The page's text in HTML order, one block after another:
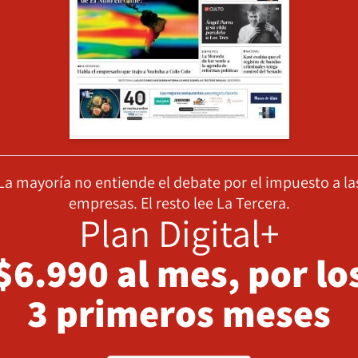
mayoría no entiende el debate por el impuesto a
empresas. El resto lee La Tercera.
Plan Digital+
al mes, por
3 primeros meses